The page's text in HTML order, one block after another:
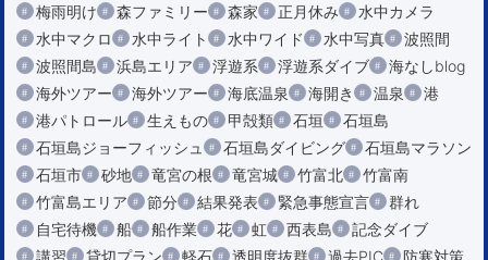
梅雨明け
森ファミリー 森家 正月休み
水中カメラ
水中マクロ
水中ライト 水中ワイド 水中写真
波照間
波照間島
浜島エリア 浮遊系 浮遊系ダイブ
海なしblog
海外ツアー
海外ツアー 海底温泉 海開き 温泉
港
港パトロール
生えもの 甲殻類 石垣
石垣島
石垣島ジョーフィッシュ
石垣島ダイビング
石垣島マラソン
石垣市
砂地 竜宮の根 竜宮城 竹富北
竹富南
竹富島エリア
節分 結果発表 緊急事態宣言
群れ
自宅待機
船 船作業 花 虹 西表島
記念ダイブ
講習
貸切プラン 軽石 透明度抜群 過去PIC
防寒対策